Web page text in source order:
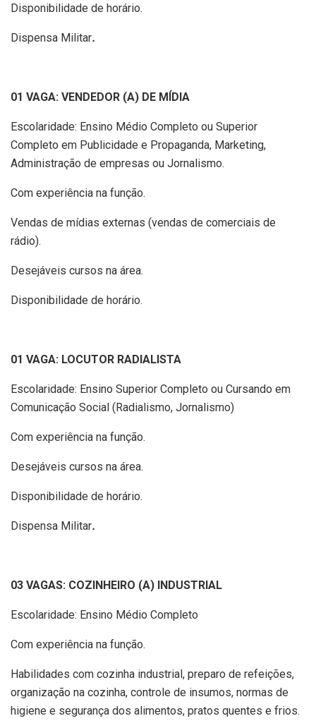
Disponibilidade de horário.
Dispensa Militar.
01 VAGA: VENDEDOR (A) DE MÍDIA
Escolaridade: Ensino Médio Completo ou Superior
Completo em Publicidade e Propaganda, Marketing,
Administração de empresas ou Jornalismo.
Com experiência na função.
Vendas de mídias externas (vendas de comerciais de
rádio).
Desejáveis cursos na área.
Disponibilidade de horário.
01 VAGA: LOCUTOR RADIALISTA
Escolaridade: Ensino Superior Completo ou Cursando em
Comunicação Social (Radialismo, Jornalismo)
Com experiência na função.
Desejáveis cursos na área.
Disponibilidade de horário.
Dispensa Militar.
03 VAGAS: COZINHEIRO (A) INDUSTRIAL
Escolaridade: Ensino Médio Completo
Com experiência na função.
Habilidades com cozinha industrial, preparo de refeições,
organização na cozinha, controle de insumos, normas de
higiene e segurança dos alimentos, pratos quentes e frios.